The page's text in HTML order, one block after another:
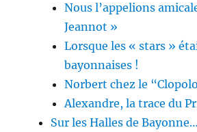
Nous l’appelions
Jeannot »
Lorsque les « stars »
bayonnaises !
Norbert chez le
Alexandre, la trace du
Sur les Halles de Bayonne…